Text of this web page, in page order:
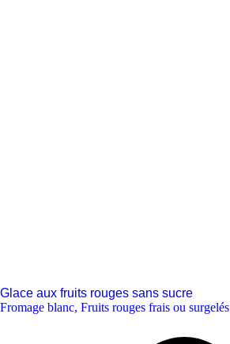
Glace aux fruits rouges sans sucre
Fromage blanc, Fruits rouges frais ou surgelés